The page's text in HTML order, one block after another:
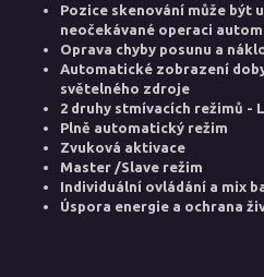
Pozice skenování může být
neočekávané operaci
Oprava chyby posunu a
Automatické zobrazení
světelného zdroje
2 druhy stmívacích režimů -
Plně automatický režim
Zvuková aktivace
Master /Slave režim
Individuální ovládání a mix
Úspora energie a ochrana